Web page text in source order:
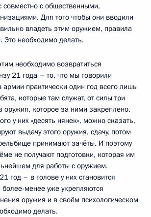
совместно с общественными,
Для того чтобы они вводили
владеть этим оружием, правила
Это необходимо делать.
необходимо возвратиться
21 года – то, что мы говорили
армии практически один год всего лишь
которые там служат, от силы три
оружия, которое за ними закреплено.
у них «десять нянек», можно сказать,
выдачу этого оружия, сдачу, потом
принимают зачёты. И поэтому
не получают подготовки, которая им
для работы с оружием.
год – в голове у них становится
менее уже укрепляются
оружия и в своём психологическом
делать.